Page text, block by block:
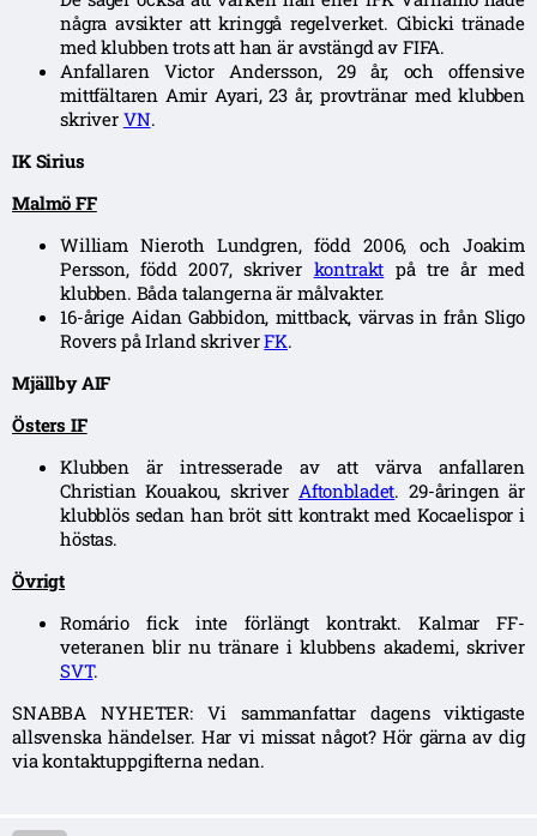
några avsikter att kringgå regelverket. Cibicki tränade
med klubben trots att han är avstängd av FIFA.
Anfallaren Victor Andersson, 29 år, och offensive
mittfältaren Amir Ayari, 23 år, provtränar med klubben
skriver VN.
IK Sirius
Malmö FF
William Nieroth Lundgren, född 2006, och Joakim
Persson, född 2007, skriver kontrakt på tre år med
klubben. Båda talangerna är målvakter.
16-årige Aidan Gabbidon, mittback, värvas in från Sligo
Rovers på Irland skriverFK.
Mjällby AIF
Östers IF
Klubben är intresserade av att värva anfallaren
Christian Kouakou, skriver Aftonbladet. 29-åringen är
klubblös sedan han bröt sitt kontrakt med Kocaelispor i
höstas.
Övrigt
Romário fick inte förlängt kontrakt. Kalmar FF-
veteranen blir nu tränare i klubbens akademi, skriver
SVT.
SNABBA NYHETER: Vi sammanfattar dagens viktigaste
allsvenska händelser. Har vi missat något? Hör gärna av dig
via kontaktuppgifterna nedan.